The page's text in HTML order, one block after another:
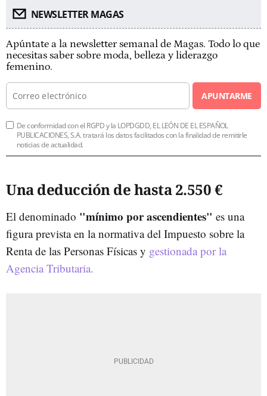
NEWSLETTER MAGAS
Apúntate a la newsletter semanal de Magas. Todo lo que
necesitas saber sobre moda, belleza y liderazgo
femenino.
APUNTARME
De conformidad con el RGPD y la LOPDGDD, EL LEÓN DE EL ESPAÑOL
PUBLICACIONES, S.A. tratará los datos facilitados con la finalidad de remitirle
noticias de actualidad.
Una deducción de hasta 2.550 €
El denominado "mínimo por ascendientes" es una
figura prevista en la normativa del Impuesto sobre la
Renta de las Personas Físicas y gestionada por la
Agencia Tributaria.